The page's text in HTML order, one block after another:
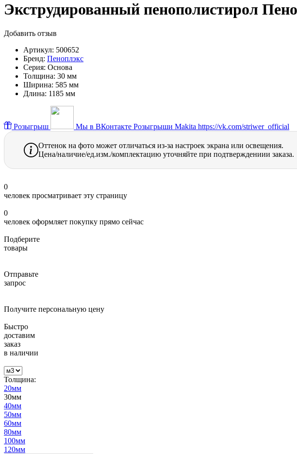
Экструдированный пенополистирол
Добавить отзыв
Артикул: 500652
Бренд: Пеноплэкс
Серия: Основа
Толщина: 30 мм
Ширина: 585 мм
Длина: 1185 мм
Розыгрыш Мы в ВКонтакте Розыгрыши Makita https://vk.com/striwer_official
Оттенок на фото может отличаться из-за настроек экрана или освещения.
Цена/наличие/ед.изм./комплектацию уточняйте при подтверждениии заказа.
0
человек просматривает эту страницу
0
человек оформляет покупку прямо сейчас
Подберите
товары
Отправьте
запрос
Получите персональную цену
Быстро
доставим
заказ
в наличии
Толщина:
20мм
30мм
40мм
50мм
60мм
80мм
100мм
120мм